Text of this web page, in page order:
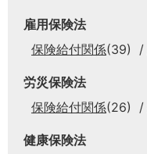
雇用保険法
保険給付関係(39)
労災保険法
保険給付関係(26)
健康保険法